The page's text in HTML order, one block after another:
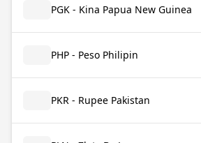
PGK - Kina Papua New Guinea
PHP - Peso Philipin
PKR - Rupee Pakistan